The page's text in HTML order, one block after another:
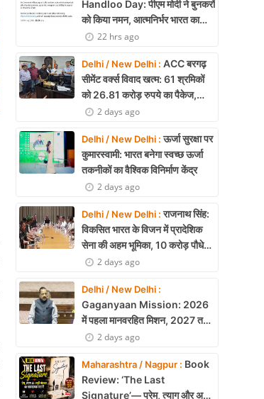
Handloo Day: पीएम मोदी ने बुनकरों
को किया नमन, आत्मनिर्भर भारत का
बताया मजबूत आधार
22 hrs ago
Delhi / New Delhi : ACC बरगढ़
सीमेंट वर्क्स विवाद खत्म: 61 श्रमिकों
को 26.81 करोड़ रुपये का पैकेज,
समझौते पर मुहर
2 days ago
Delhi / New Delhi :ऊर्जा सुरक्षा पर
कुमारस्वामी: भारत बनेगा स्वच्छ ऊर्जा
तकनीकों का वैश्विक विनिर्माण केंद्र
2 days ago
Delhi / New Delhi :राजनाथ सिंह:
विकसित भारत के विजन में प्रादेशिक
सेना की अहम भूमिका, 10 करोड़ पौधे
लगाने का रिकॉर्ड
2 days ago
Delhi / New Delhi :
Gaganyaan Mission: 2026
में पहला मानवरहित मिशन, 2027 तक
अंतरिक्ष में जाएगा पहला भारतीय दल
2 days ago
Maharashtra / Nagpur : Book
Review: ‘The Last
Signature’— प्रेम, त्याग और अधूरी